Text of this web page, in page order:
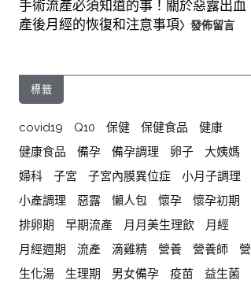
手術流產必須知道的事！關於惡露出血
產後月經的恢復和注意事項〉發佈留言
標籤
covid19 Q10 保健 保健食品
健康
健康食品
備孕 備孕調理 卵子 大姨媽
婦科
子宮 子宮內膜異位症 小月子調理
小產調理
惡露 懶人包 懷孕 懷孕初期
排卵期
早期流產 月月美生理飲
月經
月經週期
流產 滴雞精 營養 營養師
生化湯
生理期 男女備孕 疫苗 益生菌